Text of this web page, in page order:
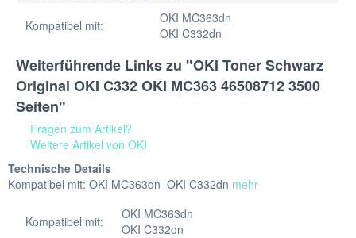
Kompatibel mit:
OKI MC363dn
OKI C332dn
Weiterführende Links zu "OKI Toner Schwarz
Original OKI C332 OKI MC363 46508712 3500
Seiten"
Fragen zum Artikel?
Weitere Artikel von OKI
Technische Details
Kompatibel mit: OKI MC363dn OKI C332dn mehr
Kompatibel mit:
OKI MC363dn
OKI C332dn